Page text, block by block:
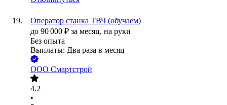
Оператор станка ТВЧ (обучаем)
до 90 000 ₽ за месяц, на руки
Без опыта
Выплаты: Два раза в месяц
ООО Смартстрой
4.2
•